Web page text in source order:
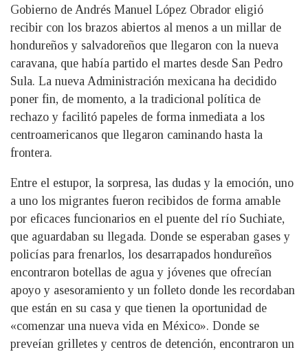
Gobierno de Andrés Manuel López Obrador eligió
recibir con los brazos abiertos al menos a un millar de
hondureños y salvadoreños que llegaron con la nueva
caravana, que había partido el martes desde San Pedro
Sula. La nueva Administración mexicana ha decidido
poner fin, de momento, a la tradicional política de
rechazo y facilitó papeles de forma inmediata a los
centroamericanos que llegaron caminando hasta la
frontera.
Entre el estupor, la sorpresa, las dudas y la emoción, uno
a uno los migrantes fueron recibidos de forma amable
por eficaces funcionarios en el puente del río Suchiate,
que aguardaban su llegada. Donde se esperaban gases y
policías para frenarlos, los desarrapados hondureños
encontraron botellas de agua y jóvenes que ofrecían
apoyo y asesoramiento y un folleto donde les recordaban
que están en su casa y que tienen la oportunidad de
«comenzar una nueva vida en México». Donde se
preveían grilletes y centros de detención, encontraron un